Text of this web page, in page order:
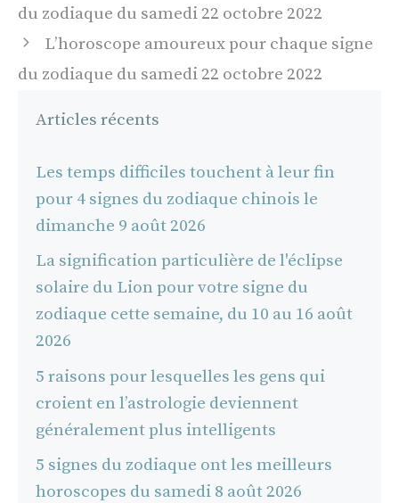
des
du zodiaque du samedi 22 octobre 2022
L’horoscope amoureux pour chaque signe
du zodiaque du samedi 22 octobre 2022
Articles récents
Les temps difficiles touchent à leur fin
pour 4 signes du zodiaque chinois le
dimanche 9 août 2026
La signification particulière de l'éclipse
solaire du Lion pour votre signe du
zodiaque cette semaine, du 10 au 16 août
2026
5 raisons pour lesquelles les gens qui
croient en l’astrologie deviennent
généralement plus intelligents
5 signes du zodiaque ont les meilleurs
horoscopes du samedi 8 août 2026